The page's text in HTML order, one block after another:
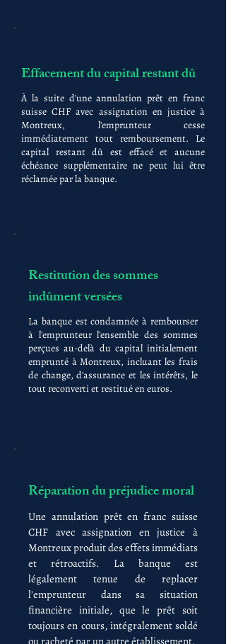
Effacement du capital restant dû
À la suite d'une annulation prêt en franc
suisse CHF avec assignation en justice à
Montreux, l'emprunteur cesse
immédiatement tout remboursement. Le
capital restant dû est effacé et aucune
échéance supplémentaire ne peut lui être
réclamée par la banque.
Restitution des sommes
indûment versées
La banque est condamnée à rembourser
à l'emprunteur l'ensemble des sommes
perçues au-delà du capital initialement
emprunté à Montreux, incluant les frais
de change, d'assurance et les intérêts, le
tout reconverti et restitué en euros.
Réparation du préjudice moral
Une annulation prêt en franc suisse
CHF avec assignation en justice à
Montreux produit des effets immédiats
et rétroactifs. La banque est
légalement tenue de replacer
l'emprunteur dans sa situation
financière initiale, que le prêt soit
toujours en cours, intégralement soldé
ou racheté par un autre établissement.